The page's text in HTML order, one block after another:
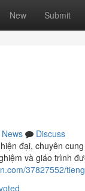
New Submit
News
Discuss
đại, chuyên
và giáo trình
37827552/